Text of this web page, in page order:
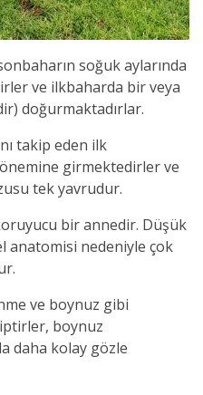
soğuk aylarında
ve ilkbaharda bir veya
doğurmaktadırlar.
takip eden ilk
girmektedirler ve
tek yavrudur.
bir annedir. Düşük
anatomisi nedeniyle çok
ve boynuz gibi
boynuz
daha kolay gözle